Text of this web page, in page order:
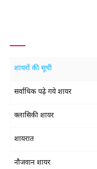
शायरों की सूची
सर्वाधिक पढ़े गये शायर
क्लासिकी शायर
शायरात
नौजवान शायर